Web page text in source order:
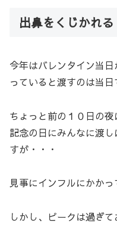
出鼻をくじかれる
今年はバレンタイン当
っていると渡すのは当
ちょっと前の１０日の
記念の日にみんなに渡
すが・・・
見事にインフルにかかっ
しかし、ピークは過ぎ